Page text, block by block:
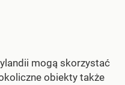
mogą skorzystać
obiekty także